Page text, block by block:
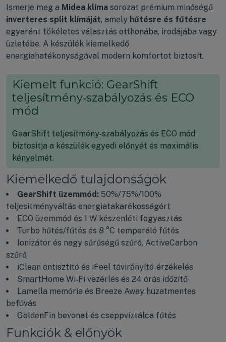
Ismerje meg a Midea klíma sorozat prémium minőségű
inverteres split klímáját, amely hűtésre és fűtésre
egyaránt tökéletes választás otthonába, irodájába vagy
üzletébe. A készülék kiemelkedő
energiahatékonyságával modern komfortot biztosít.
Kiemelt funkció: GearShift
teljesítmény‑szabályozás és ECO
mód
GearShift teljesítmény‑szabályozás és ECO mód
biztosítja a készülék egyedi előnyét és maximális
kényelmét.
Kiemelkedő tulajdonságok
GearShift üzemmód: 50%/75%/100%
teljesítményváltás energiatakarékosságért
ECO üzemmód és 1 W készenléti fogyasztás
Turbo hűtés/fűtés és 8 °C temperáló fűtés
Ionizátor és nagy sűrűségű szűrő, ActiveCarbon
szűrő
iClean öntisztító és iFeel távirányító‑érzékelés
SmartHome Wi‑Fi vezérlés és 24 órás időzítő
Lamella memória és Breeze Away huzatmentes
befúvás
GoldenFin bevonat és cseppvíztálca fűtés
Funkciók & előnyök